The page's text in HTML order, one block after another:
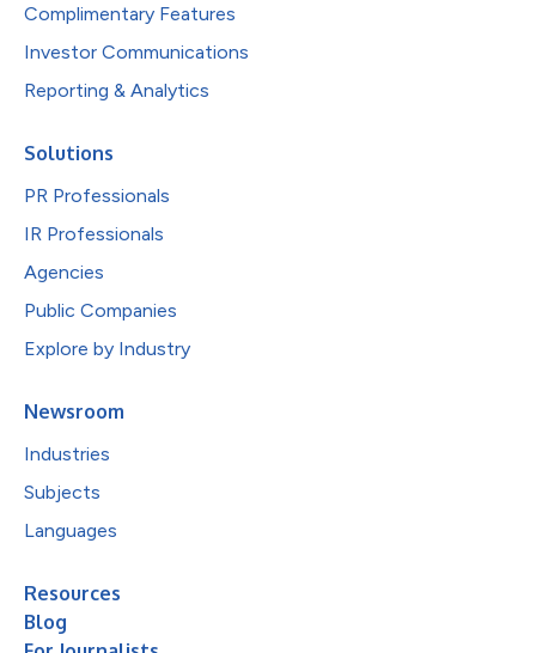
Complimentary Features
Investor Communications
Reporting & Analytics
Solutions
PR Professionals
IR Professionals
Agencies
Public Companies
Explore by Industry
Newsroom
Industries
Subjects
Languages
Resources
Blog